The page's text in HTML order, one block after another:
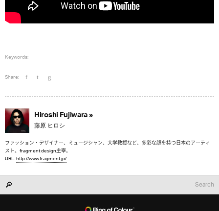
Keywords:
Share:
Hiroshi Fujiwara »
藤原 ヒロシ
ファッション・デザイナー、ミュージシャン、大学教授など、多彩な顔を持つ日本のアーティ
スト。fragment design主宰。
URL:http://www.fragment.jp/